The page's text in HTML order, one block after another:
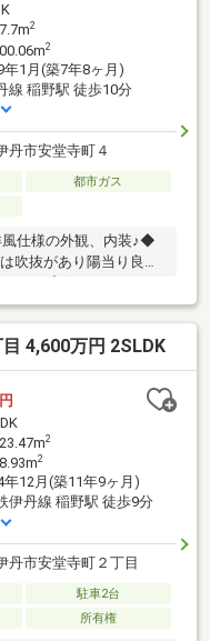
2
2
年1月(築7年8ヶ月)
線 稲野駅 徒歩10分
丹市安堂寺町４
都市ガス
仕様の外観、内装♪◆
吹抜があり陽当り良
テレワーク等で使え
駐車1台分有！◆室内大
4,600万円 2SLDK
2
2
年12月(築11年9ヶ月)
伊丹線 稲野駅 徒歩9分
丹市安堂寺町２丁目
駐車2台
所有権